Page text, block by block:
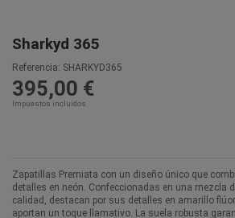
Sharkyd 365
Referencia: SHARKYD365
395,00 €
Impuestos incluidos
Zapatillas Premiata con un diseño único que
detalles en neón. Confeccionadas en una mezcla
calidad, destacan por sus detalles en amarillo
aportan un toque llamativo. La suela robusta